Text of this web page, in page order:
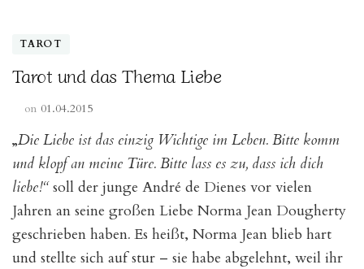
TAROT
Tarot und das Thema Liebe
on 01.04.2015
„Die Liebe ist das einzig Wichtige im Leben. Bitte komm
und klopf an meine Türe. Bitte lass es zu, dass ich dich
liebe!“soll der junge André de Dienes vor vielen
Jahren an seine großen Liebe Norma Jean Dougherty
geschrieben haben. Es heißt, Norma Jean blieb hart
und stellte sich auf stur – sie habe abgelehnt, weil ihr